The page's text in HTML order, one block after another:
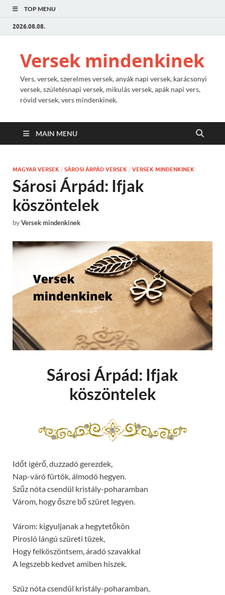
TOP MENU
2026.08.08.
Versek mindenkinek
Vers, versek, szerelmes versek, anyák napi versek, karácsonyi
versek, születésnapi versek, mikulás versek, apák napi vers,
rövid versek, vers mindenkinek.
MAIN MENU
MAGYAR VERSEK / SÁROSI ÁRPÁD VERSEK / VERSEK MINDENKINEK
Sárosi Árpád: Ifjak
köszöntelek
byVersek mindenkinek
Sárosi Árpád: Ifjak
köszöntelek
Időt igérő, duzzadó gerezdek,
Nap-váró fürtök, álmodó hegyen.
Szűz nóta csendül kristály-poharamban
Várom, hogy őszre bő szüret legyen.
Várom: kigyuljanak a hegytetőkön
Pirosló lángú szüreti tüzek,
Hogy felköszöntsem, áradó szavakkal
A legszebb kedvet amiben hiszek.
Szüz nóta csendül kristály-poharamban,